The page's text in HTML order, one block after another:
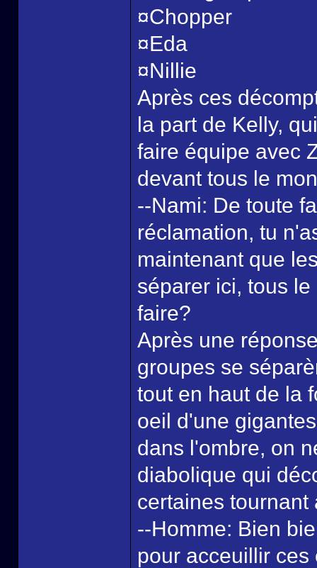
¤Chopper
¤Eda
¤Nillie
Après ces
la part de Kelly,
faire équipe avec
devant tous le
--Nami: De toute
réclamation, tu
maintenant que
séparer ici, tous
faire?
Après une
groupes se
tout en haut de la
oeil d'une
dans l'ombre, on
diabolique qui
certaines tournant
--Homme: Bien
pour acceuillir